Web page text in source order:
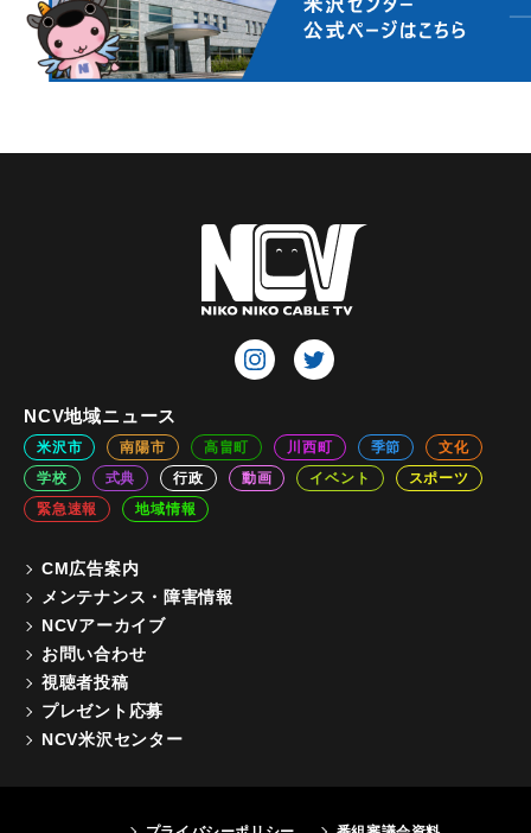
NCV地域ニュース
米沢市 南陽市 高畠町 川西町 季節
文化
学校
式典 行政 動画 イベント
スポーツ
緊急速報
地域情報
CM広告案内
メンテナンス・障害情報
NCVアーカイブ
お問い合わせ
視聴者投稿
プレゼント応募
NCV米沢センター